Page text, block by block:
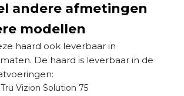
andere afmetingen
modellen
haard ook leverbaar in
De haard is leverbaar in de
Vizion Solution 75